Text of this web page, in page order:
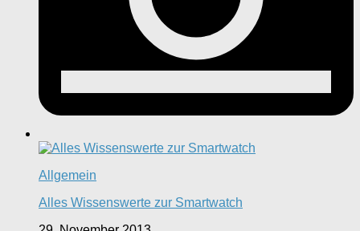
Allgemein
Alles Wissenswerte zur Smartwatch